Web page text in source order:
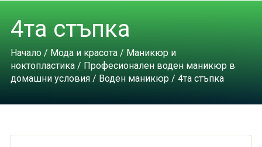
4та стъпка
Начало/ Мода и красота/ Маникюр и
ноктопластика/ Професионален воден маникюр в
домашни условия/ Воден маникюр/ 4та стъпка